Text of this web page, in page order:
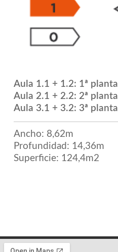
Aula 1.1 + 1.2: 1ª planta
Aula 2.1 + 2.2: 2ª planta
Aula 3.1 + 3.2: 3ª planta
Ancho: 8,62m
Profundidad: 14,36m
Superficie: 124,4m2